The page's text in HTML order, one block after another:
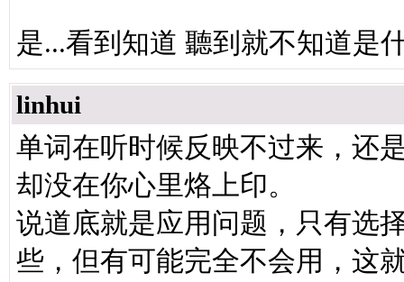
是...看到知道 聽到就不知道是
linhui
单词在听时候反映不过来，还
却没在你心里烙上印。
说道底就是应用问题，只有选
些，但有可能完全不会用，这